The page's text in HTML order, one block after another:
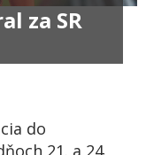
za SR
do
21. a 24.